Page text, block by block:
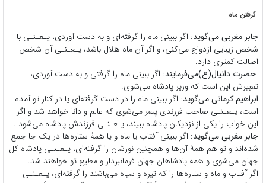
گرفتن ماه
جابر مغربی می‌گوید: اگر ببینی ماه را گرفته‌ای و به دست آوردی، یـعـنـی با
شخص زیبایی ازدواج می‌کنی،‌‌‌‌‌ و اگر آن ماه هلال باشد، یـعـنـی آن شخص
اصالت کمتری دارد.
حضرت دانیال(ع)می‌فرمایند: اگر ببینی ماه را گرفتی و به دست آوردی،
تعبیرش این است که وزیر پادشاه می‌شوی.
ابراهیم کرمانی می‌گوید: اگر ببینی ماه را در دست گرفته‌ای یا در کنار تو آمده
است، یـعـنـی صاحب فرزندی پسر می‌شوی که عالم و دانا خواهد شد و اگر
این خواب را یکی از نزدیکان پادشاه ببیند، یـعـنـی فرزندش پادشاه می‌شود .
جابر مغربی می‌گوید: اگر ببینی آفتاب یا ماه و یا همۀ ستاره‌ها در یک جا جمع
شده‌اند و تو هم همۀ آن‌ها و همچنین نورشان را گرفته‌ای، یـعـنـی پادشاه کل
جهان می‌شوی و همه پادشاهان جهان فرمانبردار و مطیع تو خواهند شد.
اگر آفتاب و ماه و ستاره‌ها را که تیره و سیاه می‌باشند را گرفته‌ای، یـعـنـی